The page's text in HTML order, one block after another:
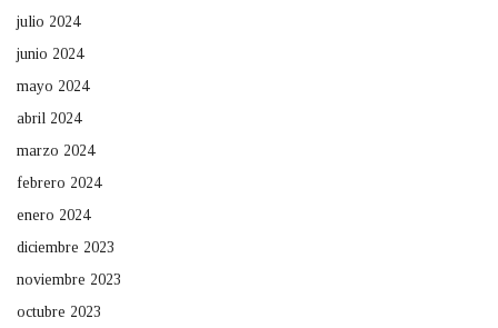
julio 2024
junio 2024
mayo 2024
abril 2024
marzo 2024
febrero 2024
enero 2024
diciembre 2023
noviembre 2023
octubre 2023